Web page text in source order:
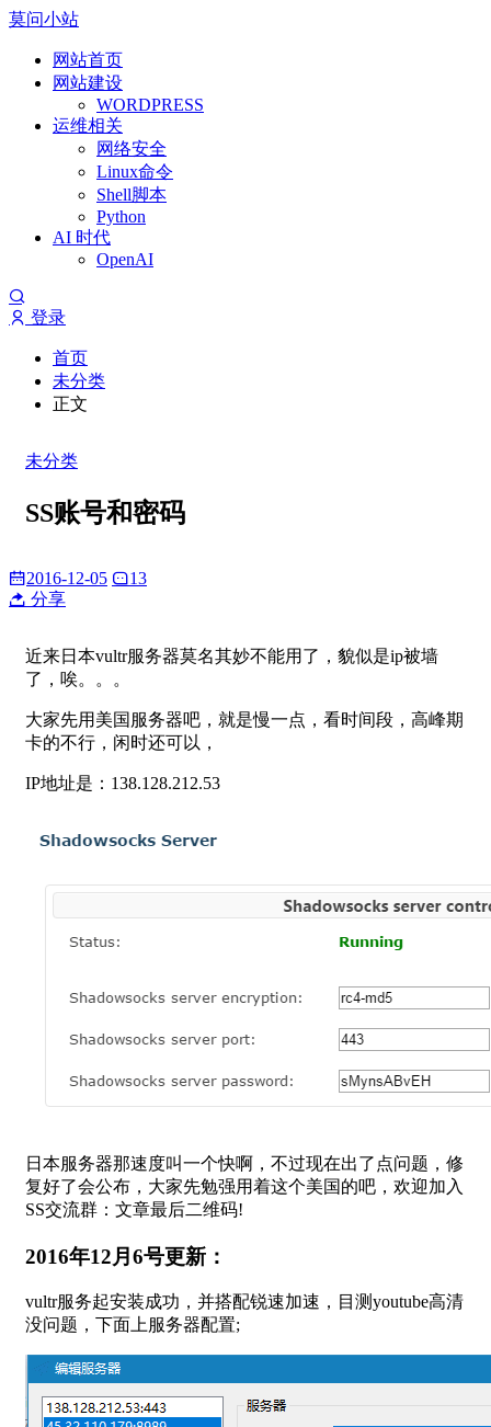
莫问小站
网站首页
网站建设
WORDPRESS
运维相关
网络安全
Linux命令
Shell脚本
Python
AI 时代
OpenAI
登录
首页
未分类
正文
未分类
SS账号和密码
2016-12-05
13
分享
近来日本vultr服务器莫名其妙不能用了，貌似是ip被墙
了，唉。。。
大家先用美国服务器吧，就是慢一点，看时间段，高峰期
卡的不行，闲时还可以，
IP地址是：138.128.212.53
日本服务器那速度叫一个快啊，不过现在出了点问题，修
复好了会公布，大家先勉强用着这个美国的吧，欢迎加入
SS交流群：文章最后二维码!
2016年12月6号更新：
vultr服务起安装成功，并搭配锐速加速，目测youtube高清
没问题，下面上服务器配置;